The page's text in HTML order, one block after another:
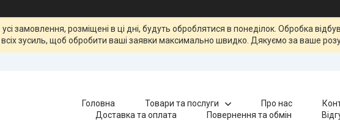
замовлення, розміщені в ці дні, будуть оброблятися в понеділок. Обробка
зусиль, щоб обробити ваші заявки максимально швидко. Дякуємо за ваше
Головна Товари та послуги Про нас
Доставка та оплата
Повернення та обмін